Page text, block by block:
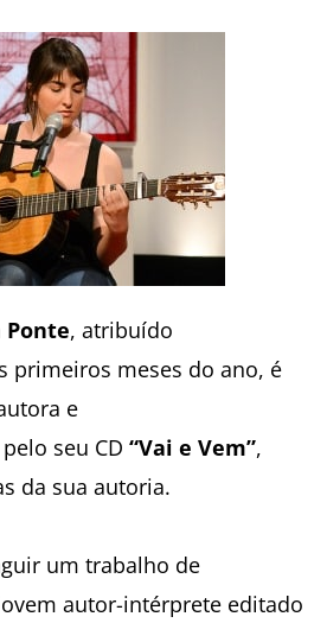
Ponte, atribuído
primeiros meses do ano, é
e
pelo seu CD “Vai e Vem”,
da sua autoria.
um trabalho de
autor-intérprete editado